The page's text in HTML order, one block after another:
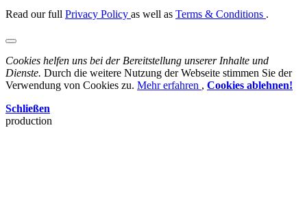
Read our full Privacy Policy as well as Terms & Conditions .
Cookies helfen uns bei der Bereitstellung unserer Inhalte und
Dienste. Durch die weitere Nutzung der Webseite stimmen Sie der
Verwendung von Cookies zu. Mehr erfahren , Cookies ablehnen!
Schließen
production